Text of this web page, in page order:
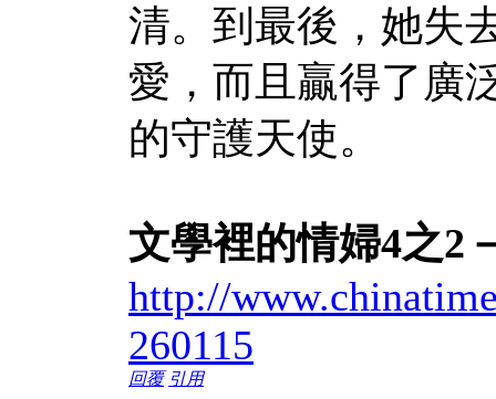
清。到最後，她失
愛，而且贏得了廣
的守護天使。
文學裡的情婦4之2
http://
260115
回覆 引用